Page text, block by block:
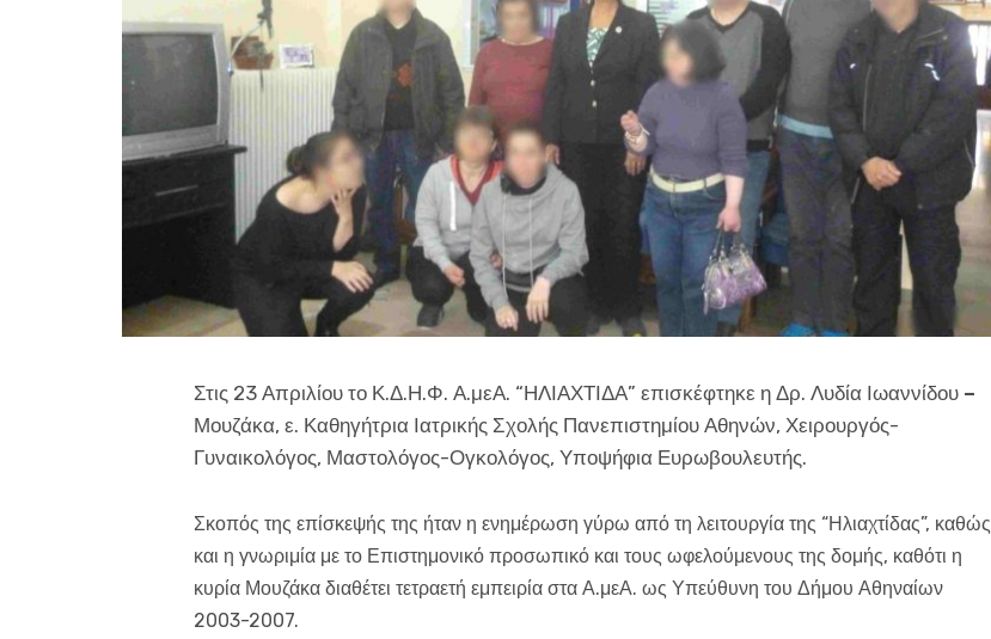
Στις 23 Απριλίου το Κ.Δ.Η.Φ. Α.μεΑ. “ΗΛΙΑΧΤΙΔΑ” επισκέφτηκε η Δρ. Λυδία Ιωαννίδου –
Μουζάκα, ε. Καθηγήτρια Ιατρικής Σχολής Πανεπιστημίου Αθηνών, Χειρουργός-
Γυναικολόγος, Μαστολόγος-Ογκολόγος, Υποψήφια Ευρωβουλευτής.
Σκοπός της επίσκεψής της ήταν η ενημέρωση γύρω από τη λειτουργία της “Ηλιαχτίδας”, καθώς
και η γνωριμία με το Επιστημονικό προσωπικό και τους ωφελούμενους της δομής, καθότι η
κυρία Μουζάκα διαθέτει τετραετή εμπειρία στα Α.μεΑ. ως Υπεύθυνη του Δήμου Αθηναίων
2003-2007.